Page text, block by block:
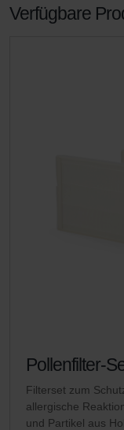
Verfügbare
Pollenfilter-
Filterset zum
allergische
und Partikel aus